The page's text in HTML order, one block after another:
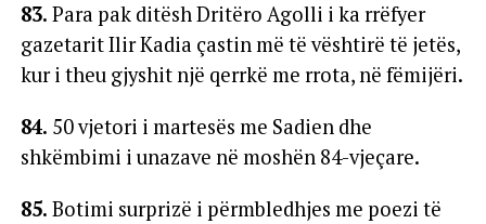
83. Para pak ditësh Dritëro Agolli i ka rrëfyer
gazetarit Ilir Kadia çastin më të vështirë të jetës,
kur i theu gjyshit një qerrkë me rrota, në fëmijëri.
84. 50 vjetori i martesës me Sadien dhe
shkëmbimi i unazave në moshën 84-vjeçare.
85. Botimi surprizë i përmbledhjes me poezi të